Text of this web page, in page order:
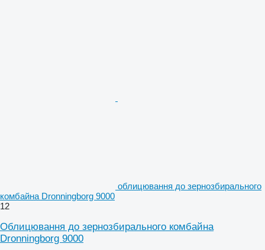
облицювання до зернозбирального
комбайна Dronningborg 9000
12
Облицювання до зернозбирального комбайна
Dronningborg 9000